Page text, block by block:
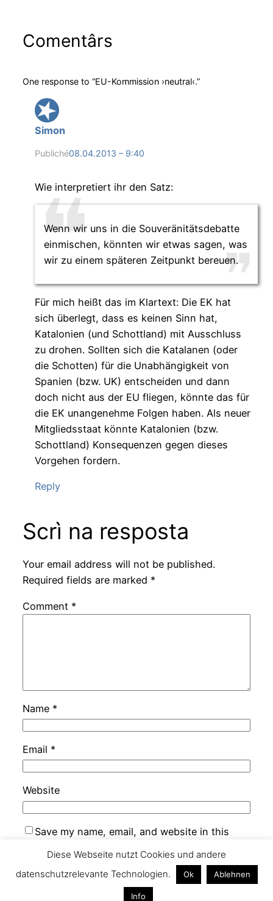
Comentârs
One response to “EU-Kommission ›neutral‹.”
Simon
Publiché08.04.2013 – 9:40
Wie interpretiert ihr den Satz:
Wenn wir uns in die Souveränitätsdebatte
einmischen, könnten wir etwas sagen, was
wir zu einem späteren Zeitpunkt bereuen.
Für mich heißt das im Klartext: Die EK hat
sich überlegt, dass es keinen Sinn hat,
Katalonien (und Schottland) mit Ausschluss
zu drohen. Sollten sich die Katalanen (oder
die Schotten) für die Unabhängigkeit von
Spanien (bzw. UK) entscheiden und dann
doch nicht aus der EU fliegen, könnte das für
die EK unangenehme Folgen haben. Als neuer
Mitgliedsstaat könnte Katalonien (bzw.
Schottland) Konsequenzen gegen dieses
Vorgehen fordern.
Reply
Scrì na resposta
Your email address will not be published.
Required fields are marked *
Comment *
Name *
Email *
Website
Save my name, email, and website in this
Diese Webseite nutzt Cookies und andere
datenschutzrelevante Technologien.
Ok Ablehnen
Info